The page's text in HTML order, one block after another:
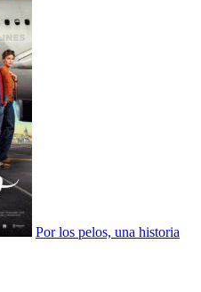
Por los pelos, una historia